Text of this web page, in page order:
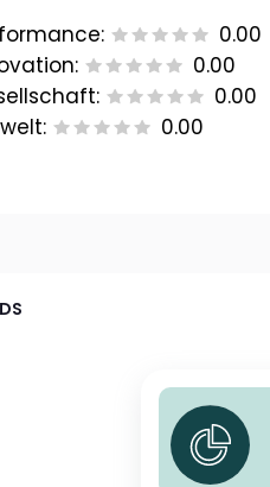
0.00
0.00
0.00
0.00